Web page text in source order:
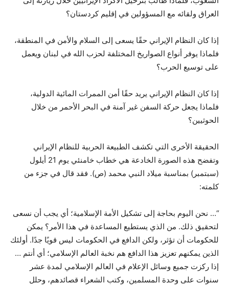
العراق ولقائه مع المسؤولين في إقليم كردستان؟
إذا كان النظام الإيراني حقًا يسعى إلى السلام والأمن في المنطقة،
فلماذا يوفر أنواع الصواريخ المختلفة لحزب الله في لبنان ويعمل
على توسيع الحرب؟
إذا كان النظام الإيراني يريد حقًا أمن الممرات المائية الدولية،
فلماذا يجعل حركة السفن غير آمنة في البحر الأحمر من خلال
الحوثيين؟
الحقيقة الأخرى التي تكشف الطبيعة الحربية للنظام الإيراني
وتفضح هذه الصورة الخادعة هي خطاب خامنئي يوم 21 أيلول
(سبتمبر) بمناسبة ميلاد النبي محمد (ص). فقد قال في جزء من
كلمته:
“… نحن اليوم بحاجة إلى تشكيل الأمة الإسلامية؛ أي يجب أن نسعى
لتحقيق ذلك. من الذي يستطيع المساعدة في هذا الأمر؟ يمكن
للحكومات أن تؤثر، ولكن الدافع في الحكومات ليس قويًا جدًا. أولئك
الذين يمكنهم تعزيز هذا الدافع هم نخبة العالم الإسلامي؛ أي أنتم …
إذا ركزت جميع وسائل الإعلام في العالم الإسلامي لمدة عشر
سنوات على وحدة المسلمين، وكتب الشعراء قصائدهم، وحلل